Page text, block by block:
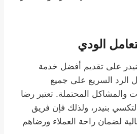
الودي
على تقديم أفضل خدمة
الرد السريع على جميع
والمشاكل المحتملة. تعتبر رضا
لتكسي بنيدر، ولذلك فإن فريق
لضمان راحة العملاء ورضاهم